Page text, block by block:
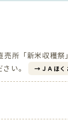
所「新米収穫祭
い。
ＪＡほ